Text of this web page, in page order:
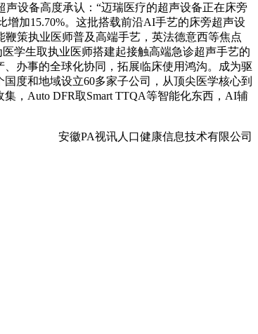
声设备高度承认：“迈瑞医疗的超声设备正在床旁
加15.70%。这批搭载前沿AI手艺的床旁超声设
策执业医师普及高端手艺，英法德意西等焦点
学生取执业医师搭建起接触高端急诊超声手艺的
办事的全球化协同，拓展临床使用鸿沟。成为驱
度和地域设立60多家子公司，从顶尖医学核心到
，Auto DFR取Smart TTQA等智能化东西，AI辅
安徽PA视讯人口健康信息技术有限公司